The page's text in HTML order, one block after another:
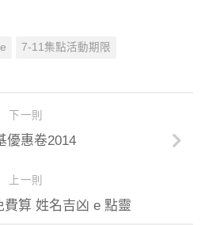
7-11集點活動期限
下一則
優惠卷2014
上一則
費算 姓名吉凶 e 點靈